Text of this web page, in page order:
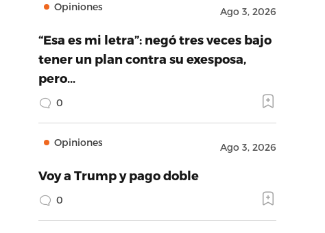
Opiniones Ago 3, 2026
“Esa es mi letra”: negó tres veces bajo
tener un plan contra su exesposa,
pero…
0
Opiniones Ago 3, 2026
Voy a Trump y pago doble
0